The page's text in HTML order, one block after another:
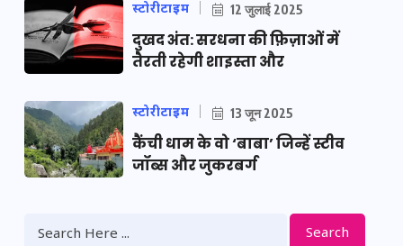
स्टोरीटाइम 12 जुलाई 2025
दुखद अंत: सरधना की फ़िज़ाओं में
तैरती रहेगी शाइस्ता और
स्टोरीटाइम 13 जून 2025
कैंची धाम के वो ‘बाबा’ जिन्हें स्टीव
जॉब्स और जुकरबर्ग
Search